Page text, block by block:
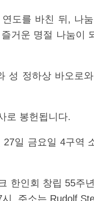
도를 바친 뒤, 나
거운 명절 나눔이
성 정하상 바오로
로 봉헌됩니다.
일 금요일 4구역
한인회 창립 55주
, 주소는 Rudolf